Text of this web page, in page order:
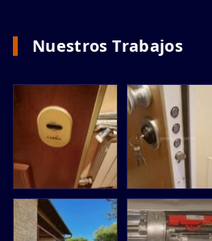
Nuestros Trabajos